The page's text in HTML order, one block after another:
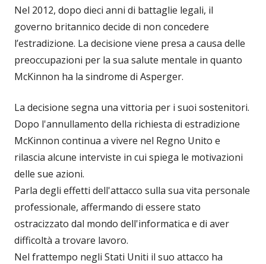
Nel 2012, dopo dieci anni di battaglie legali, il
governo britannico decide di non concedere
l’estradizione. La decisione viene presa a causa delle
preoccupazioni per la sua salute mentale in quanto
McKinnon ha la sindrome di Asperger.
La decisione segna una vittoria per i suoi sostenitori.
Dopo l'annullamento della richiesta di estradizione
McKinnon continua a vivere nel Regno Unito e
rilascia alcune interviste in cui spiega le motivazioni
delle sue azioni.
Parla degli effetti dell'attacco sulla sua vita personale
professionale, affermando di essere stato
ostracizzato dal mondo dell'informatica e di aver
difficoltà a trovare lavoro.
Nel frattempo negli Stati Uniti il suo attacco ha